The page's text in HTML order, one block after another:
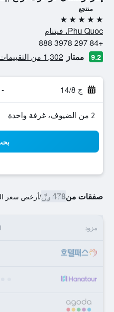
منتجع
5 نجوم
Phu Quoc، فيتنام
+84 297 3978 888
9.2 ممتاز 1,302 من التقييمات تم التحقق منها
ج 14/8 -
2 من الضيوف، غرفة واحدة
صفقات من478 ﷼ /أرخص سعر
مزود